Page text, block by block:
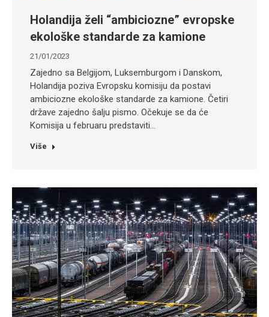
Holandija želi “ambiciozne” evropske
ekološke standarde za kamione
21/01/2023
Zajedno sa Belgijom, Luksemburgom i Danskom,
Holandija poziva Evropsku komisiju da postavi
ambiciozne ekološke standarde za kamione. Četiri
države zajedno šalju pismo. Očekuje se da će
Komisija u februaru predstaviti…
Više